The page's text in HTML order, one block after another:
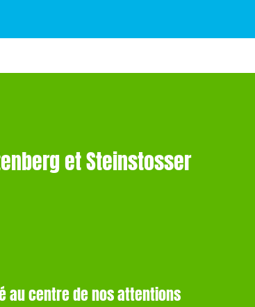
et Steinstosser
au centre de nos attentions